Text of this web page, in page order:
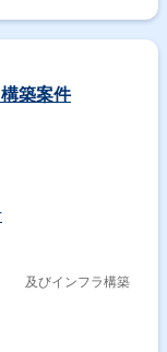
築案件
及びインフラ構築